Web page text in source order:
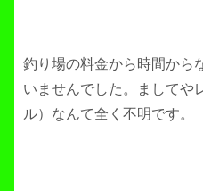
釣り場の料金から時間から
いませんでした。ましてや
ル）なんて全く不明です。